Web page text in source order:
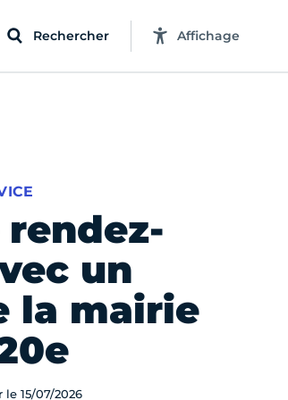
Rechercher Affichage
un
la mairie
le 15/07/2026